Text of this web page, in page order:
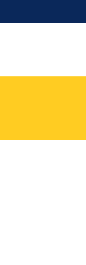
to